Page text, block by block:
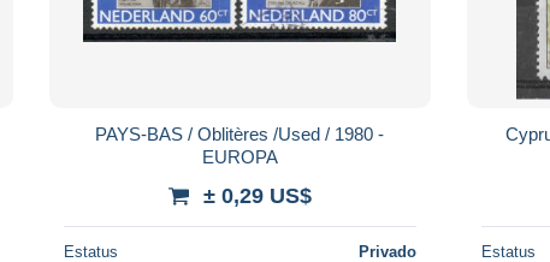
PAYS-BAS / Oblitères /Used / 1980 -
EUROPA
± 0,29 US$
Estatus Privado Estatus